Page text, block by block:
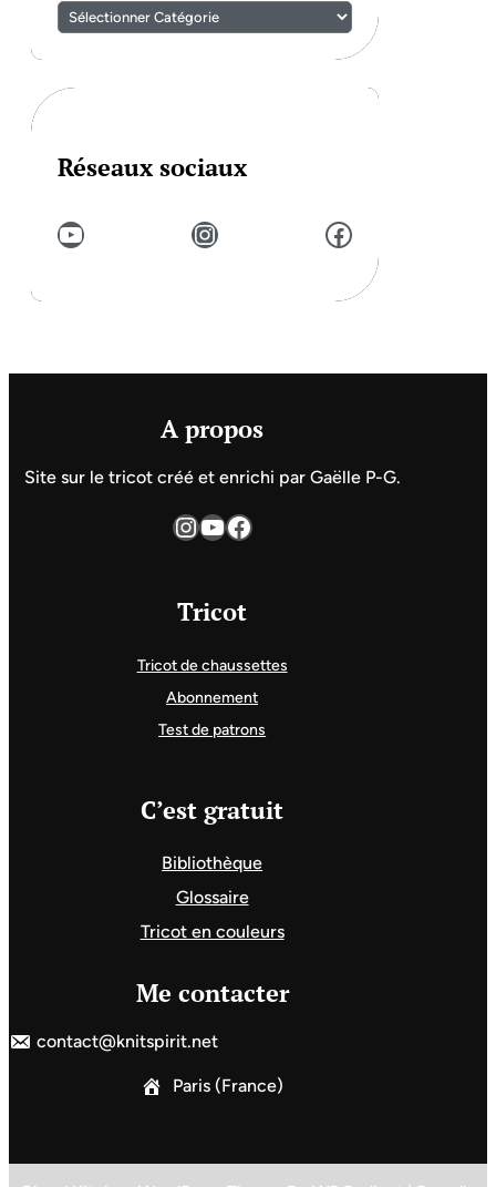
Réseaux sociaux
YouTube Instagram Facebook
A propos
Site sur le tricot créé et enrichi par Gaëlle P-G.
InstagramYouTube Facebook
Tricot
Tricot de chaussettes
Abonnement
Test de patrons
C’est gratuit
Bibliothèque
Glossaire
Tricot en couleurs
Me contacter
contact@knitspirit.net
Paris (France)